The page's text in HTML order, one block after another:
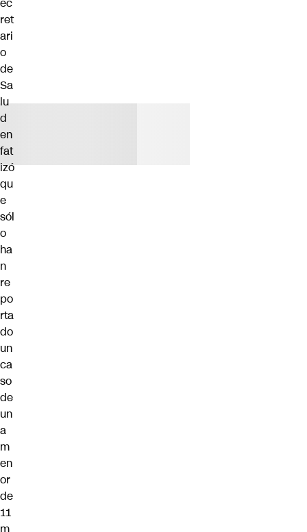
ret
ari
o
de
Sa
lu
d
en
fat
izó
qu
e
sól
o
ha
n
re
po
rta
do
un
ca
so
de
un
a
m
en
or
de
11
m